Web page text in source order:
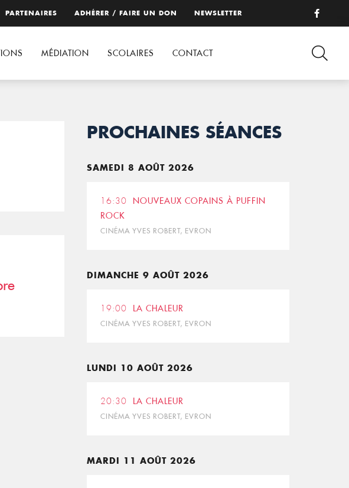
PARTENAIRES ADHÉRER / FAIRE UN DON NEWSLETTER
MÉDIATION SCOLAIRES CONTACT
PROCHAINES SÉANCES
SAMEDI 8 AOÛT 2026
16:30
NOUVEAUX COPAINS À PUFFIN
ROCK
CINÉMA YVES ROBERT, EVRON
DIMANCHE 9 AOÛT 2026
19:00 LA CHALEUR
CINÉMA YVES ROBERT, EVRON
LUNDI 10 AOÛT 2026
20:30 LA CHALEUR
CINÉMA YVES ROBERT, EVRON
MARDI 11 AOÛT 2026